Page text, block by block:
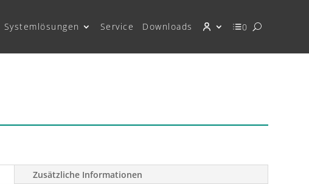
Systemlösungen Service Downloads 0
Zusätzliche Informationen